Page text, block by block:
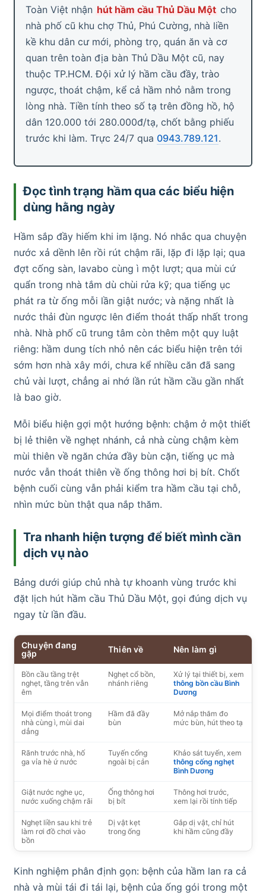
Toàn Việt nhận hút hầm cầu Thủ Dầu Một cho
nhà phố cũ khu chợ Thủ, Phú Cường, nhà liền
kề khu dân cư mới, phòng trọ, quán ăn và cơ
quan trên toàn địa bàn Thủ Dầu Một cũ, nay
thuộc TP.HCM. Đội xử lý hầm cầu đầy, trào
ngược, thoát chậm, kể cả hầm nhỏ nằm trong
lòng nhà. Tiền tính theo số tạ trên đồng hồ, hộ
dân 120.000 tới 280.000đ/tạ, chốt bằng phiếu
trước khi làm. Trực 24/7 qua 0943.789.121.
Đọc tình trạng hầm qua các biểu hiện
dùng hằng ngày
Hầm sắp đầy hiếm khi im lặng. Nó nhắc qua chuyện
nước xả dềnh lên rồi rút chậm rãi, lặp đi lặp lại; qua
đợt cống sàn, lavabo cùng ì một lượt; qua mùi cứ
quẩn trong nhà tắm dù chùi rửa kỹ; qua tiếng ục
phát ra từ ống mỗi lần giật nước; và nặng nhất là
nước thải đùn ngược lên điểm thoát thấp nhất trong
nhà. Nhà phố cũ trung tâm còn thêm một quy luật
riêng: hầm dung tích nhỏ nên các biểu hiện trên tới
sớm hơn nhà xây mới, chưa kể nhiều căn đã sang
chủ vài lượt, chẳng ai nhớ lần rút hầm cầu gần nhất
là bao giờ.
Mỗi biểu hiện gợi một hướng bệnh: chậm ở một thiết
bị lẻ thiên về nghẹt nhánh, cả nhà cùng chậm kèm
mùi thiên về ngăn chứa đầy bùn cặn, tiếng ục mà
nước vẫn thoát thiên về ống thông hơi bị bít. Chốt
bệnh cuối cùng vẫn phải kiểm tra hầm cầu tại chỗ,
nhìn mức bùn thật qua nắp thăm.
Tra nhanh hiện tượng để biết mình cần
dịch vụ nào
Bảng dưới giúp chủ nhà tự khoanh vùng trước khi
đặt lịch hút hầm cầu Thủ Dầu Một, gọi đúng dịch vụ
ngay từ lần đầu.
Chuyện đang
gặp
Thiên về Nên làm gì
Bồn cầu tầng trệt
nghẹt, tầng trên vẫn
êm
Nghẹt cổ bồn,
nhánh riêng
Xử lý tại thiết bị, xem
thông bồn cầu Bình
Dương
Mọi điểm thoát trong
nhà cùng ì, mùi dai
dẳng
Hầm đã đầy
bùn
Mở nắp thăm đo
mức bùn, hút theo tạ
Rãnh trước nhà, hố
ga vỉa hè ứ nước
Tuyến cống
ngoài bị cản
Khảo sát tuyến, xem
thông cống nghẹt
Bình Dương
Giật nước nghe ục,
nước xuống chậm rãi
Ống thông hơi
bị bít
Thông hơi trước,
xem lại rồi tính tiếp
Nghẹt liền sau khi trẻ
làm rơi đồ chơi vào
bồn
Dị vật kẹt
trong ống
Gắp dị vật, chỉ hút
khi hầm cũng đầy
Kinh nghiệm phân định gọn: bệnh của hầm lan ra cả
nhà và mùi tái đi tái lại, bệnh của ống gói trong một